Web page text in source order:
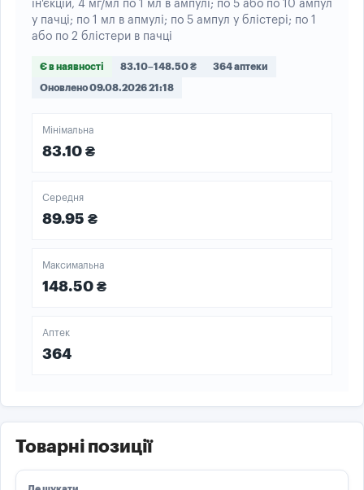
ін'єкцій, 4 мг/мл по 1 мл в ампулі; по 5 або по 10 ампул
у пачці; по 1 мл в апмулі; по 5 ампул у блістері; по 1
або по 2 блістери в пачці
Є в наявності 83.10–148.50 ₴ 364 аптеки
Оновлено 09.08.2026 21:18
Мінімальна
83.10 ₴
Середня
89.95 ₴
Максимальна
148.50 ₴
Аптек
364
Товарні позиції